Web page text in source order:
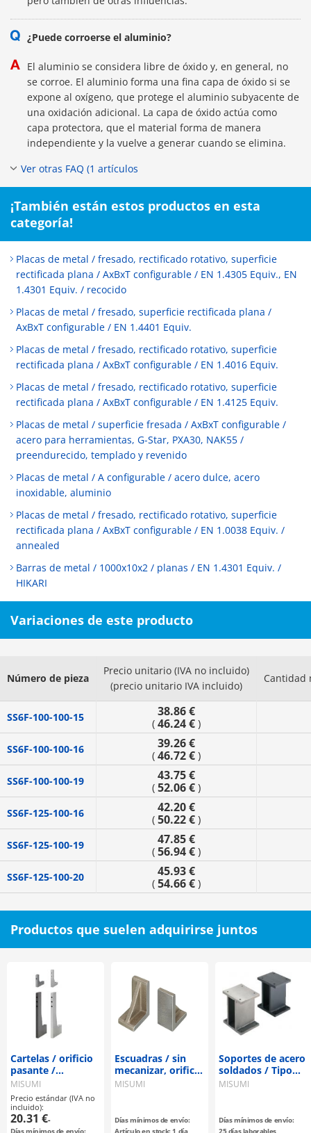
¿Puede corroerse el aluminio?
El aluminio se considera libre de óxido y, en general, no
se corroe. El aluminio forma una fina capa de óxido si se
expone al oxígeno, que protege el aluminio subyacente de
una oxidación adicional. La capa de óxido actúa como
capa protectora, que el material forma de manera
independiente y la vuelve a generar cuando se elimina.
Ver otras FAQ (1 artículos
¡También están estos productos en esta
categoría!
Placas de metal / fresado, rectificado rotativo, superficie
rectificada plana / AxBxT configurable / EN 1.4305 Equiv., EN
1.4301 Equiv. / recocido
Placas de metal / fresado, superficie rectificada plana /
AxBxT configurable / EN 1.4401 Equiv.
Placas de metal / fresado, rectificado rotativo, superficie
rectificada plana / AxBxT configurable / EN 1.4016 Equiv.
Placas de metal / fresado, rectificado rotativo, superficie
rectificada plana / AxBxT configurable / EN 1.4125 Equiv.
Placas de metal / superficie fresada / AxBxT configurable /
acero para herramientas, G-Star, PXA30, NAK55 /
preendurecido, templado y revenido
Placas de metal / A configurable / acero dulce, acero
inoxidable, aluminio
Placas de metal / fresado, rectificado rotativo, superficie
rectificada plana / AxBxT configurable / EN 1.0038 Equiv. /
annealed
Barras de metal / 1000x10x2 / planas / EN 1.4301 Equiv. /
HIKARI
Variaciones de este producto
Número de pieza
Precio unitario (IVA no incluido)
(precio unitario IVA incluido)
Cantidad
SS6F-100-100-15 38.86 €
( 46.24 € )
SS6F-100-100-16 39.26 €
( 46.72 € )
SS6F-100-100-19 43.75 €
( 52.06 € )
SS6F-125-100-16 42.20 €
( 50.22 € )
SS6F-125-100-19 47.85 €
( 56.94 € )
SS6F-125-100-20 45.93 €
( 54.66 € )
Productos que suelen adquirirse juntos
Cartelas / orificio
pasante /
perpendicularidad
estándar
MISUMI
Precio estándar (IVA no
incluido):
20.31 €-
Días mínimos de envío:
Escuadras / sin
mecanizar, orificio
pasante, orificio
fundición /
tratamiento
MISUMI
Días mínimos de envío:
Artículo en stock: 1 día
Soportes de acero
soldados / Tipo
placa
MISUMI
Días mínimos de envío:
25 días laborables